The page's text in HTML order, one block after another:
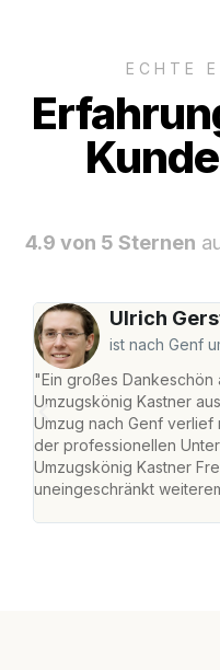
ECHTE
4.9 von 5 Sternen
Ulrich
ist nach Genf
"Ein großes Dankeschön
Umzugskönig Kastner
Umzug nach Genf
der professionellen
Umzugskönig Kastner
uneingeschränkt